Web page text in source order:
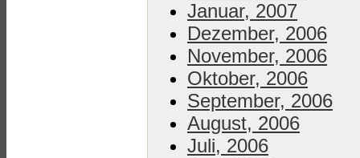
Januar, 2007
Dezember, 2006
November, 2006
Oktober, 2006
September, 2006
August, 2006
Juli, 2006